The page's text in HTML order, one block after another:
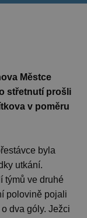
Městce
střetnutí prošli
v poměru
byla
utkání.
týmů ve druhé
polovině pojali
dva góly. Ježci